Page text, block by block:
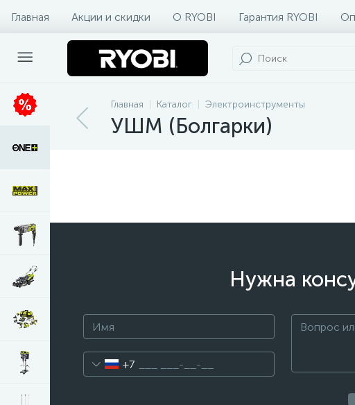
Главная Акции и скидки О RYOBI Гарантия RYOBI
Главная Каталог Электроинструменты
УШМ (Болгарки)
Нужна
+7